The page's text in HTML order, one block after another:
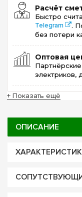
Расчёт
Быстро
Telegram
.
без потери
Оптовая
электриков,
+ Показать ещё
ОПИСАНИЕ